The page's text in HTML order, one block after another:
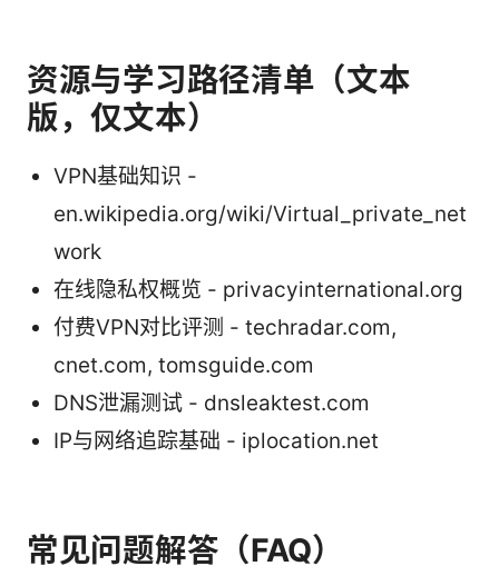
资源与学习路径清单（文本
版，仅文本）
VPN基础知识 -
en.wikipedia.org/wiki/Virtual_private_net
work
在线隐私权概览 - privacyinternational.org
付费VPN对比评测 - techradar.com,
cnet.com, tomsguide.com
DNS泄漏测试 - dnsleaktest.com
IP与网络追踪基础 - iplocation.net
常见问题解答（FAQ）